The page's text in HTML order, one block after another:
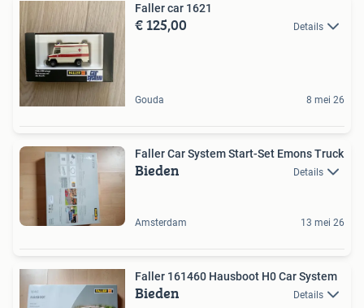
Faller car 1621
€ 125,00 Details
Gouda 8 mei 26
Faller Car System Start-Set Emons Truck
Bieden Details
Amsterdam 13 mei 26
Faller 161460 Hausboot H0 Car System
Bieden Details